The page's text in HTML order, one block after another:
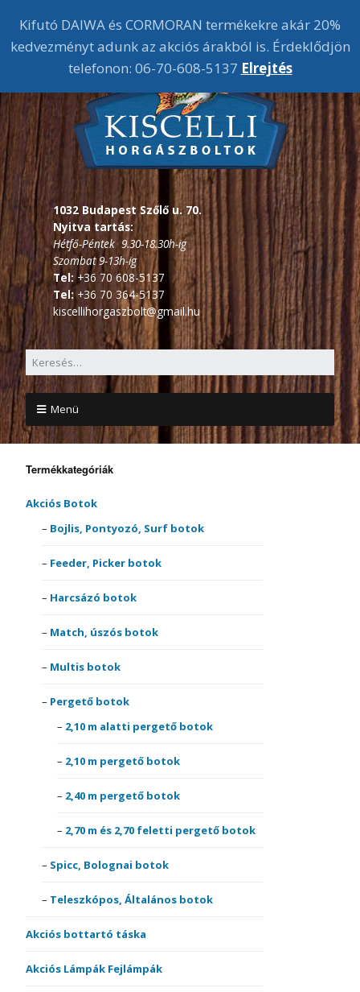
1032 Budapest Szőlő u. 70.
Nyitva tartás:
Hétfő-Péntek 9.30-18.30h-ig
Szombat 9-13h-ig
Tel:+36 70 608-5137
Tel: +36 70 364-5137
kiscellihorgaszbolt@gmail.hu
Menü
Termékkategóriák
Akciós Botok
Bojlis, Pontyozó, Surf botok
Feeder, Picker botok
Harcsázó botok
Match, úszós botok
Multis botok
Pergető botok
2,10 m alatti pergető botok
2,10 m pergető botok
2,40 m pergető botok
2,70 m és 2,70 feletti pergető botok
Spicc, Bolognai botok
Teleszkópos, Általános botok
Akciós bottartó táska
Akciós Lámpák Fejlámpák
Kifutó DAIWA és CORMORAN termékekre akár 20%
kedvezményt adunk az akciós árakból is. Érdeklődjön
telefonon: 06-70-608-5137 Elrejtés